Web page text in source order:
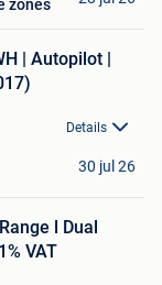
zones
| Autopilot |
Details
30 jul 26
l Dual
VAT